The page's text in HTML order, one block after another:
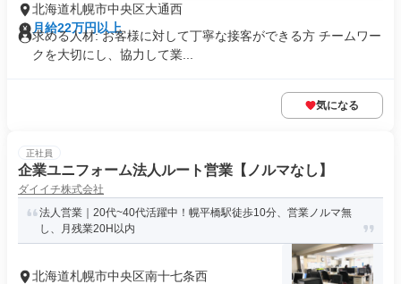
北海道札幌市中央区大通西
月給22万円以上
求める人材: お客様に対して丁寧な接客ができる方 チームワー
クを大切にし、協力して業...
気になる
正社員
企業ユニフォーム法人ルート営業【ノルマなし】
ダイイチ株式会社
法人営業｜20代~40代活躍中！幌平橋駅徒歩10分、営業ノルマ無
し、月残業20H以内
北海道札幌市中央区南十七条西